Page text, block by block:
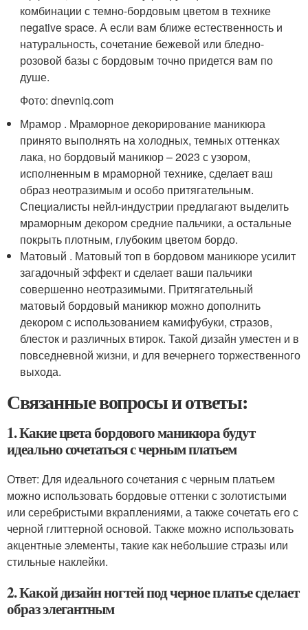
комбинации с темно-бордовым цветом в технике
negative space. А если вам ближе естественность и
натуральность, сочетание бежевой или бледно-
розовой базы с бордовым точно придется вам по
душе.
Фото: dnevniq.com
Мрамор . Мраморное декорирование маникюра
принято выполнять на холодных, темных оттенках
лака, но бордовый маникюр – 2023 с узором,
исполненным в мраморной технике, сделает ваш
образ неотразимым и особо притягательным.
Специалисты нейл-индустрии предлагают выделить
мраморным декором средние пальчики, а остальные
покрыть плотным, глубоким цветом бордо.
Матовый . Матовый топ в бордовом маникюре усилит
загадочный эффект и сделает ваши пальчики
совершенно неотразимыми. Притягательный
матовый бордовый маникюр можно дополнить
декором с использованием камифубуки, стразов,
блесток и различных втирок. Такой дизайн уместен и в
повседневной жизни, и для вечернего торжественного
выхода.
Связанные вопросы и ответы:
1. Какие цвета бордового маникюра будут
идеально сочетаться с черным платьем
Ответ: Для идеального сочетания с черным платьем
можно использовать бордовые оттенки с золотистыми
или серебристыми вкраплениями, а также сочетать его с
черной глиттерной основой. Также можно использовать
акцентные элементы, такие как небольшие стразы или
стильные наклейки.
2. Какой дизайн ногтей под черное платье сделает
образ элегантным